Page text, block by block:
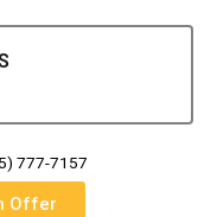
777-7157
Offer